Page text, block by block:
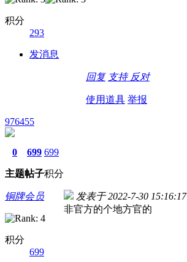
积分
293
发消息
回复 支持 反对
使用道具 举报
976455
0
主题
699
帖子
699
积分
铜牌会员
积分
699
发表于 2022-7-30 15:16:17
非官方的个地方官的